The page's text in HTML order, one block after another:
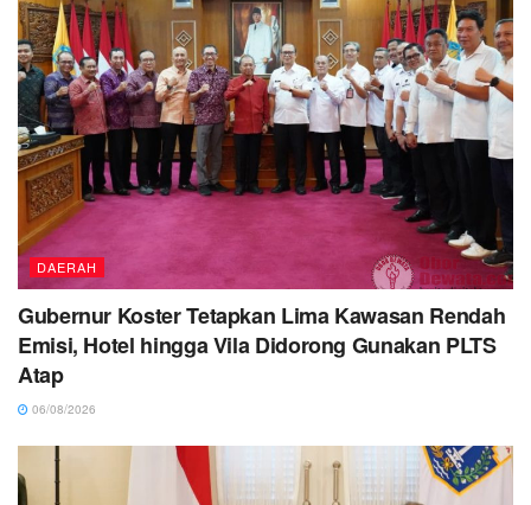
DAERAH
Gubernur Koster Tetapkan Lima Kawasan Rendah
Emisi, Hotel hingga Vila Didorong Gunakan PLTS
Atap
06/08/2026